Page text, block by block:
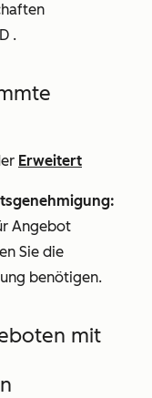
.
Erweitert
Angebot
Sie die
benötigen.
mit